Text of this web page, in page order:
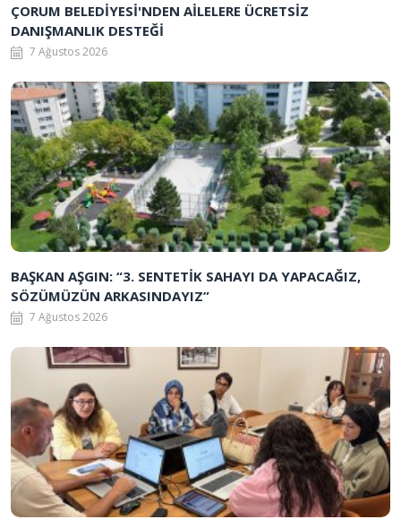
ÇORUM BELEDİYESİ'NDEN AİLELERE ÜCRETSİZ
DANIŞMANLIK DESTEĞİ
7 Ağustos 2026
BAŞKAN AŞGIN: “3. SENTETİK SAHAYI DA YAPACAĞIZ,
SÖZÜMÜZÜN ARKASINDAYIZ”
7 Ağustos 2026